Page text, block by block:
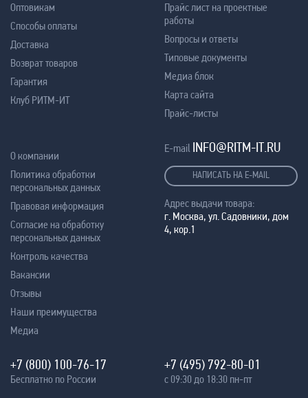
Оптовикам
Способы оплаты
Доставка
Возврат товаров
Гарантия
Клуб РИТМ-ИТ
Прайс лист на проектные
работы
Вопросы и ответы
Типовые документы
Медиа блок
Карта сайта
Прайс-листы
О компании
Политика обработки
персональных данных
Правовая информация
Согласие на обработку
персональных данных
Контроль качества
Вакансии
Отзывы
Наши преимущества
Медиа
E-mail INFO@RITM-IT.RU
НАПИСАТЬ НА E-MAIL
Адрес выдачи товара:
г. Москва, ул. Садовники, дом
4, кор.1
+7 (800) 100-76-17
Бесплатно по России
+7 (495) 792-80-01
с 09:30 до 18:30 пн-пт